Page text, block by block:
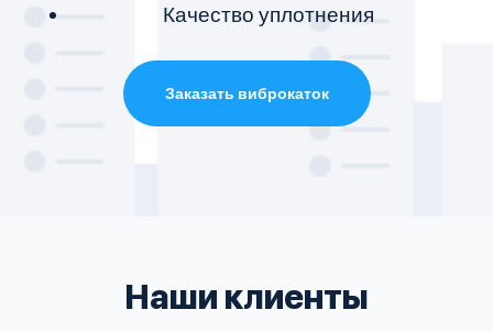
Качество уплотнения
Заказать виброкаток
Наши клиенты